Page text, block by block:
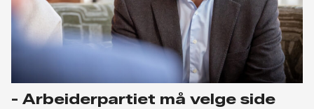
- Arbeiderpartiet må velge side